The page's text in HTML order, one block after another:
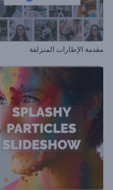
مقدمة الإطارات المنزلقة